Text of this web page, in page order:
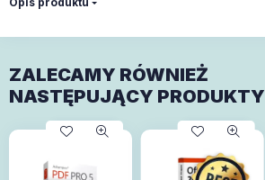
ZALECAMY RÓWNIEŻ
NASTĘPUJĄCY PRODUKTY